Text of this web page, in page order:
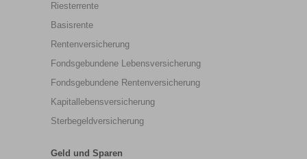
Riesterrente
Basisrente
Rentenversicherung
Fondsgebundene Lebensversicherung
Fondsgebundene Rentenversicherung
Kapitallebensversicherung
Sterbegeldversicherung
Geld und Sparen